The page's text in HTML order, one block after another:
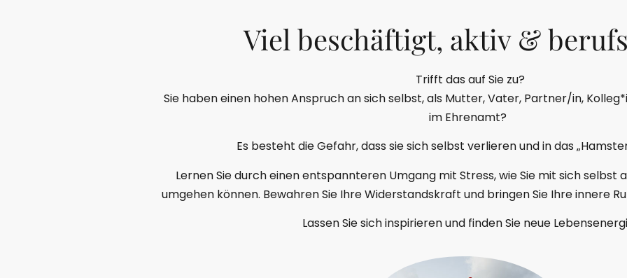
Viel beschäftigt, aktiv &
Trifft das auf Sie zu?
Sie haben einen hohen Anspruch an sich selbst, als Mutter, Vater, Partner/in,
im Ehrenamt?
Es besteht die Gefahr, dass sie sich selbst verlieren und in das
Lernen Sie durch einen entspannteren Umgang mit Stress, wie Sie mit sich
umgehen können. Bewahren Sie Ihre Widerstandskraft und bringen Sie Ihre innere
Lassen Sie sich inspirieren und finden Sie neue